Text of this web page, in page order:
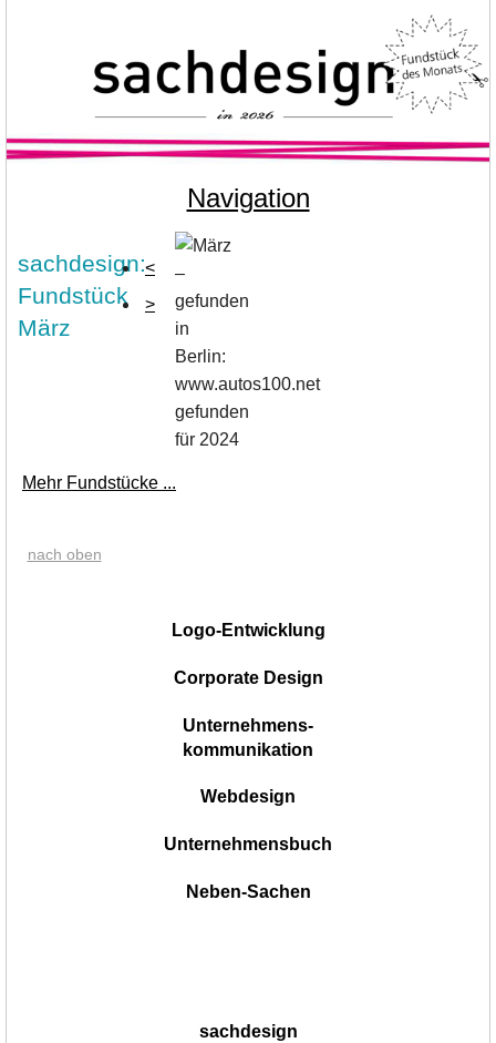
Navigation
sachdesign:
Fundstück
März
<
>
gefunden
für 2024
Mehr Fundstücke ...
nach oben
Logo-Entwicklung
Corporate Design
Unternehmens-
kommunikation
Webdesign
Unternehmensbuch
Neben-Sachen
sachdesign